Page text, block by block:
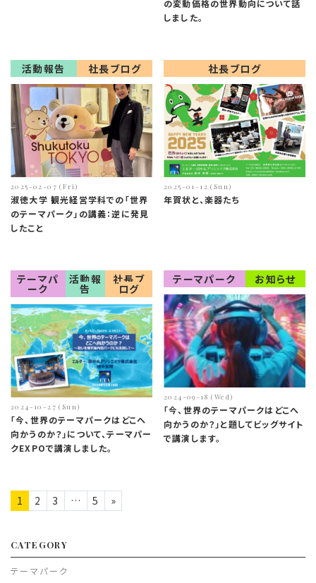
の変動価格の世界動向について話
しました。
活動報告 社長ブログ
2025-02-07 (Fri)
淑徳大学 観光経営学科での「世界
のテーマパーク」の講義：逆に発見
したこと
社長ブログ
2025-01-12 (Sun)
年賀状と、楽器たち
テーマパ
ーク
活動報
告
社長ブ
ログ
2024-10-27 (Sun)
「今、世界のテーマパークはどこへ
向かうのか？」について、テーマパー
クEXPOで講演しました。
テーマパーク お知らせ
2024-09-18 (Wed)
「今、世界のテーマパークはどこへ
向かうのか？」と題してビッグサイト
で講演します。
投稿ナビゲーション
1 2 3 … 5 »
CATEGORY
テーマパーク